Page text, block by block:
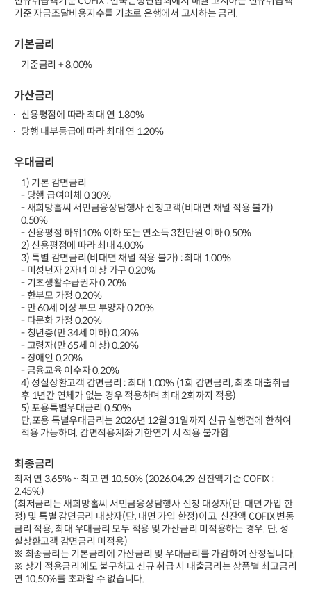
기준 자금조달비용지수를 기초로 은행에서 고시하는 금리.
기본금리
기준금리 + 8.00%
가산금리
신용평점에 따라 최대 연 1.80%
당행 내부등급에 따라 최대 연 1.20%
우대금리
1) 기본 감면금리
- 당행 급여이체 0.30%
- 새희망홀씨 서민금융상담행사 신청고객(비대면 채널 적용 불가)
0.50%
- 신용평점 하위10% 이하 또는 연소득 3천만원 이하 0.50%
2) 신용평점에 따라 최대 4.00%
3) 특별 감면금리(비대면 채널 적용 불가) : 최대 1.00%
- 미성년자 2자녀 이상 가구 0.20%
- 기초생활수급권자 0.20%
- 한부모 가정 0.20%
- 만 60세 이상 부모 부양자 0.20%
- 다문화 가정 0.20%
- 청년층(만 34세 이하) 0.20%
- 고령자(만 65세 이상) 0.20%
- 장애인 0.20%
- 금융교육 이수자 0.20%
4) 성실상환고객 감면금리 : 최대 1.00% (1회 감면금리, 최초 대출취급
후 1년간 연체가 없는 경우 적용하며 최대 2회까지 적용)
5) 포용특별우대금리 0.50%
단,포용 특별우대금리는 2026년 12월 31일까지 신규 실행건에 한하여
적용 가능하며, 감면적용계좌 기한연기 시 적용 불가함.
최종금리
최저 연 3.65% ~ 최고 연 10.50% (2026.04.29 신잔액기준 COFIX :
2.45%)
(최저금리는 새희망홀씨 서민금융상담행사 신청 대상자(단. 대면 가입 한
정) 및 특별 감면금리 대상자(단, 대면 가입 한정)이고, 신잔액 COFIX 변동
금리 적용, 최대 우대금리 모두 적용 및 가산금리 미적용하는 경우. 단, 성
실상환고객 감면금리 미적용)
※ 최종금리는 기본금리에 가산금리 및 우대금리를 가감하여 산정됩니다.
※ 상기 적용금리에도 불구하고 신규 취급 시 대출금리는 상품별 최고금리
연 10.50%를 초과할 수 없습니다.